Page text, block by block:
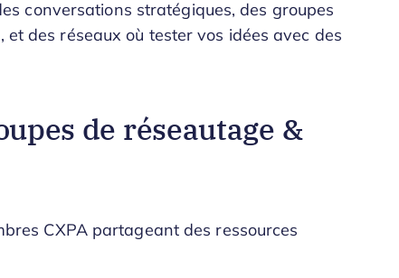
conversations stratégiques, des groupes
des réseaux où tester vos idées avec des
de réseautage &
CXPA partageant des ressources